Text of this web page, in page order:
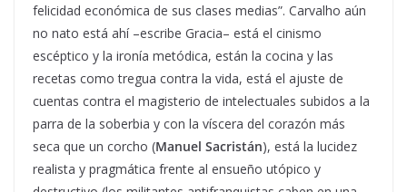
felicidad económica de sus clases medias”. Carvalho aún
no nato está ahí –escribe Gracia– está el cinismo
escéptico y la ironía metódica, están la cocina y las
recetas como tregua contra la vida, está el ajuste de
cuentas contra el magisterio de intelectuales subidos a la
parra de la soberbia y con la víscera del corazón más
seca que un corcho (Manuel Sacristán), está la lucidez
realista y pragmática frente al ensueño utópico y